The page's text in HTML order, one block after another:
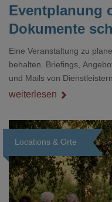
Eventplanung
Dokumente
Eine Veranstaltung zu
behalten. Briefings,
und Mails von
unübersichtlichen Stapel.
Dokument gesucht hat,
weiterlesen
Locations & Orte